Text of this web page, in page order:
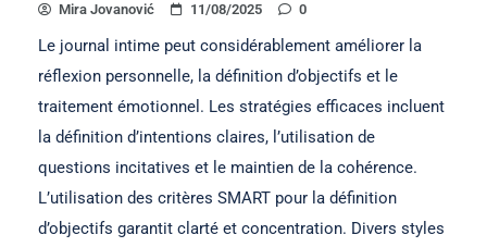
Mira Jovanović 11/08/2025 0
Le journal intime peut considérablement améliorer la
réflexion personnelle, la définition d’objectifs et le
traitement émotionnel. Les stratégies efficaces incluent
la définition d’intentions claires, l’utilisation de
questions incitatives et le maintien de la cohérence.
L’utilisation des critères SMART pour la définition
d’objectifs garantit clarté et concentration. Divers styles